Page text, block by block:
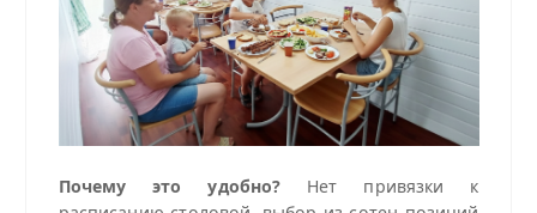
Почему это удобно? Нет привязки к